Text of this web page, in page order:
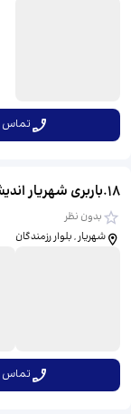
تماس
18
.باربری شهریار
بدون نظر
شهریار , بلوار رزمندگان
تماس